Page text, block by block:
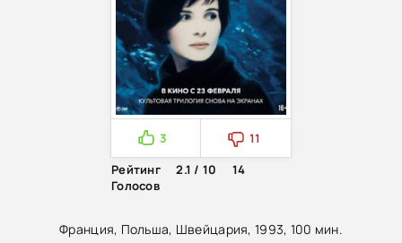
Франция, Польша, Швейцария, 1993, 100 мин.
3
11
Рейтинг
2.1 / 10
14
Голосов